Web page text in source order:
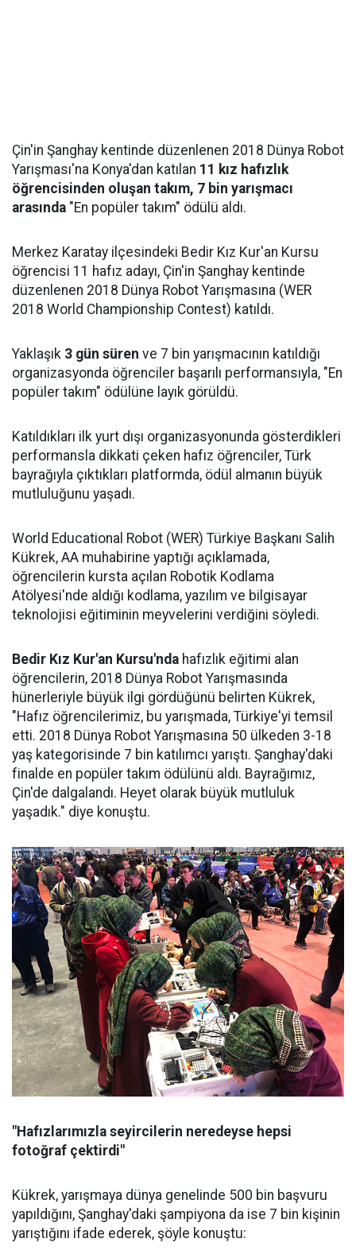
Çin'in Şanghay kentinde düzenlenen 2018 Dünya Robot
Yarışması'na Konya'dan katılan 11 kız hafızlık
öğrencisinden oluşan takım, 7 bin yarışmacı
arasında "En popüler takım" ödülü aldı.
Merkez Karatay ilçesindeki Bedir Kız Kur'an Kursu
öğrencisi 11 hafız adayı, Çin'in Şanghay kentinde
düzenlenen 2018 Dünya Robot Yarışmasına (WER
2018 World Championship Contest) katıldı.
Yaklaşık 3 gün süren ve 7 bin yarışmacının katıldığı
organizasyonda öğrenciler başarılı performansıyla, "En
popüler takım" ödülüne layık görüldü.
Katıldıkları ilk yurt dışı organizasyonunda gösterdikleri
performansla dikkati çeken hafız öğrenciler, Türk
bayrağıyla çıktıkları platformda, ödül almanın büyük
mutluluğunu yaşadı.
World Educational Robot (WER) Türkiye Başkanı Salih
Kükrek, AA muhabirine yaptığı açıklamada,
öğrencilerin kursta açılan Robotik Kodlama
Atölyesi'nde aldığı kodlama, yazılım ve bilgisayar
teknolojisi eğitiminin meyvelerini verdiğini söyledi.
Bedir Kız Kur'an Kursu'nda hafızlık eğitimi alan
öğrencilerin, 2018 Dünya Robot Yarışmasında
hünerleriyle büyük ilgi gördüğünü belirten Kükrek,
"Hafız öğrencilerimiz, bu yarışmada, Türkiye'yi temsil
etti. 2018 Dünya Robot Yarışmasına 50 ülkeden 3-18
yaş kategorisinde 7 bin katılımcı yarıştı. Şanghay'daki
finalde en popüler takım ödülünü aldı. Bayrağımız,
Çin'de dalgalandı. Heyet olarak büyük mutluluk
yaşadık." diye konuştu.
"Hafızlarımızla seyircilerin neredeyse hepsi
fotoğraf çektirdi"
Kükrek, yarışmaya dünya genelinde 500 bin başvuru
yapıldığını, Şanghay'daki şampiyona da ise 7 bin kişinin
yarıştığını ifade ederek, şöyle konuştu: